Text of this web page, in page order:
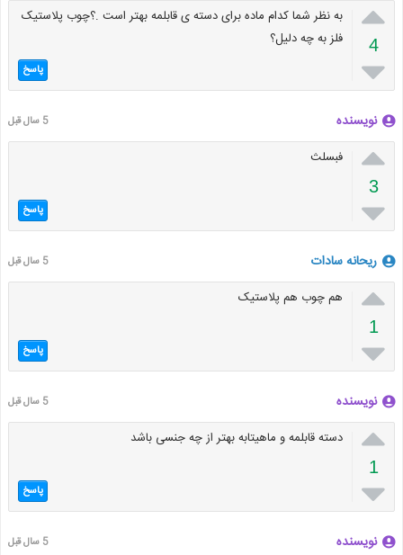

4

به نظر شما کدام ماده برای دسته ی قابلمه بهتر است .؟چوب پلاستیک
فلز به چه دلیل؟
پاسخ
نویسنده 5 سال قبل

3

فبسلث
پاسخ
ریحانه سادات 5 سال قبل

1

هم چوب هم پلاستیک
پاسخ
نویسنده 5 سال قبل

1

دسته قابلمه و ماهیتابه بهتر از چه جنسی باشد
پاسخ
نویسنده 5 سال قبل